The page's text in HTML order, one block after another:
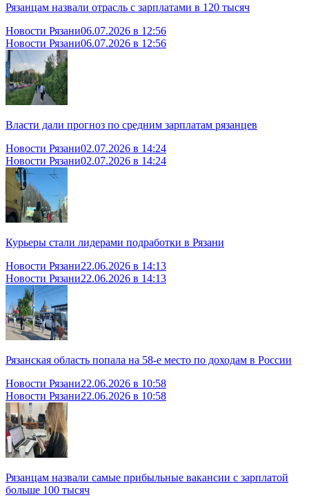
Рязанцам назвали отрасль с зарплатами в 120 тысяч
Новости Рязани06.07.2026 в 12:56
Новости Рязани06.07.2026 в 12:56
Власти дали прогноз по средним зарплатам рязанцев
Новости Рязани02.07.2026 в 14:24
Новости Рязани02.07.2026 в 14:24
Курьеры стали лидерами подработки в Рязани
Новости Рязани22.06.2026 в 14:13
Новости Рязани22.06.2026 в 14:13
Рязанская область попала на 58-е место по доходам в России
Новости Рязани22.06.2026 в 10:58
Новости Рязани22.06.2026 в 10:58
Рязанцам назвали самые прибыльные вакансии с зарплатой
больше 100 тысяч